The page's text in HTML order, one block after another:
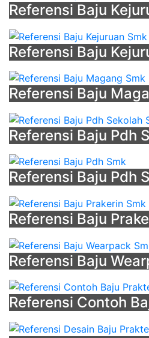
Referensi Baju
Referensi Baju
Referensi Baju
Referensi Baju Pdh
Referensi Baju Pdh
Referensi Baju
Referensi Baju
Referensi Contoh